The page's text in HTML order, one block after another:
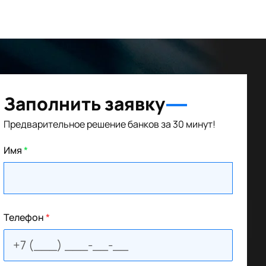
Заполнить заявку
Предварительное решение банков за 30 минут!
Имя*
Телефон*